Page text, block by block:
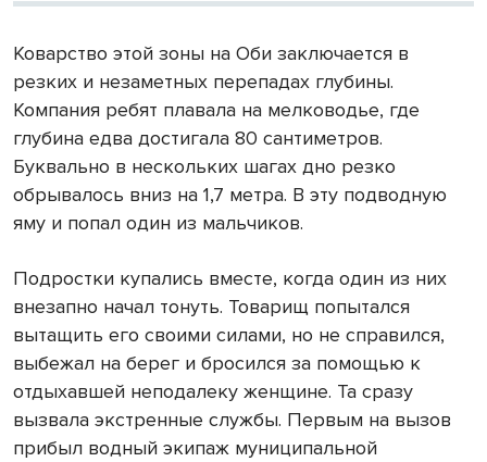
Коварство этой зоны на Оби заключается в
резких и незаметных перепадах глубины.
Компания ребят плавала на мелководье, где
глубина едва достигала 80 сантиметров.
Буквально в нескольких шагах дно резко
обрывалось вниз на 1,7 метра. В эту подводную
яму и попал один из мальчиков.
Подростки купались вместе, когда один из них
внезапно начал тонуть. Товарищ попытался
вытащить его своими силами, но не справился,
выбежал на берег и бросился за помощью к
отдыхавшей неподалеку женщине. Та сразу
вызвала экстренные службы. Первым на вызов
прибыл водный экипаж муниципальной